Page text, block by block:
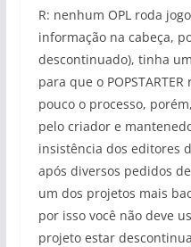
R: nenhum OPL roda
informação na cabeça,
descontinuado), tinha
para que o
pouco o processo,
pelo criador e
insistência dos editores
após diversos pedidos
um dos projetos mais
por isso você não deve
projeto estar